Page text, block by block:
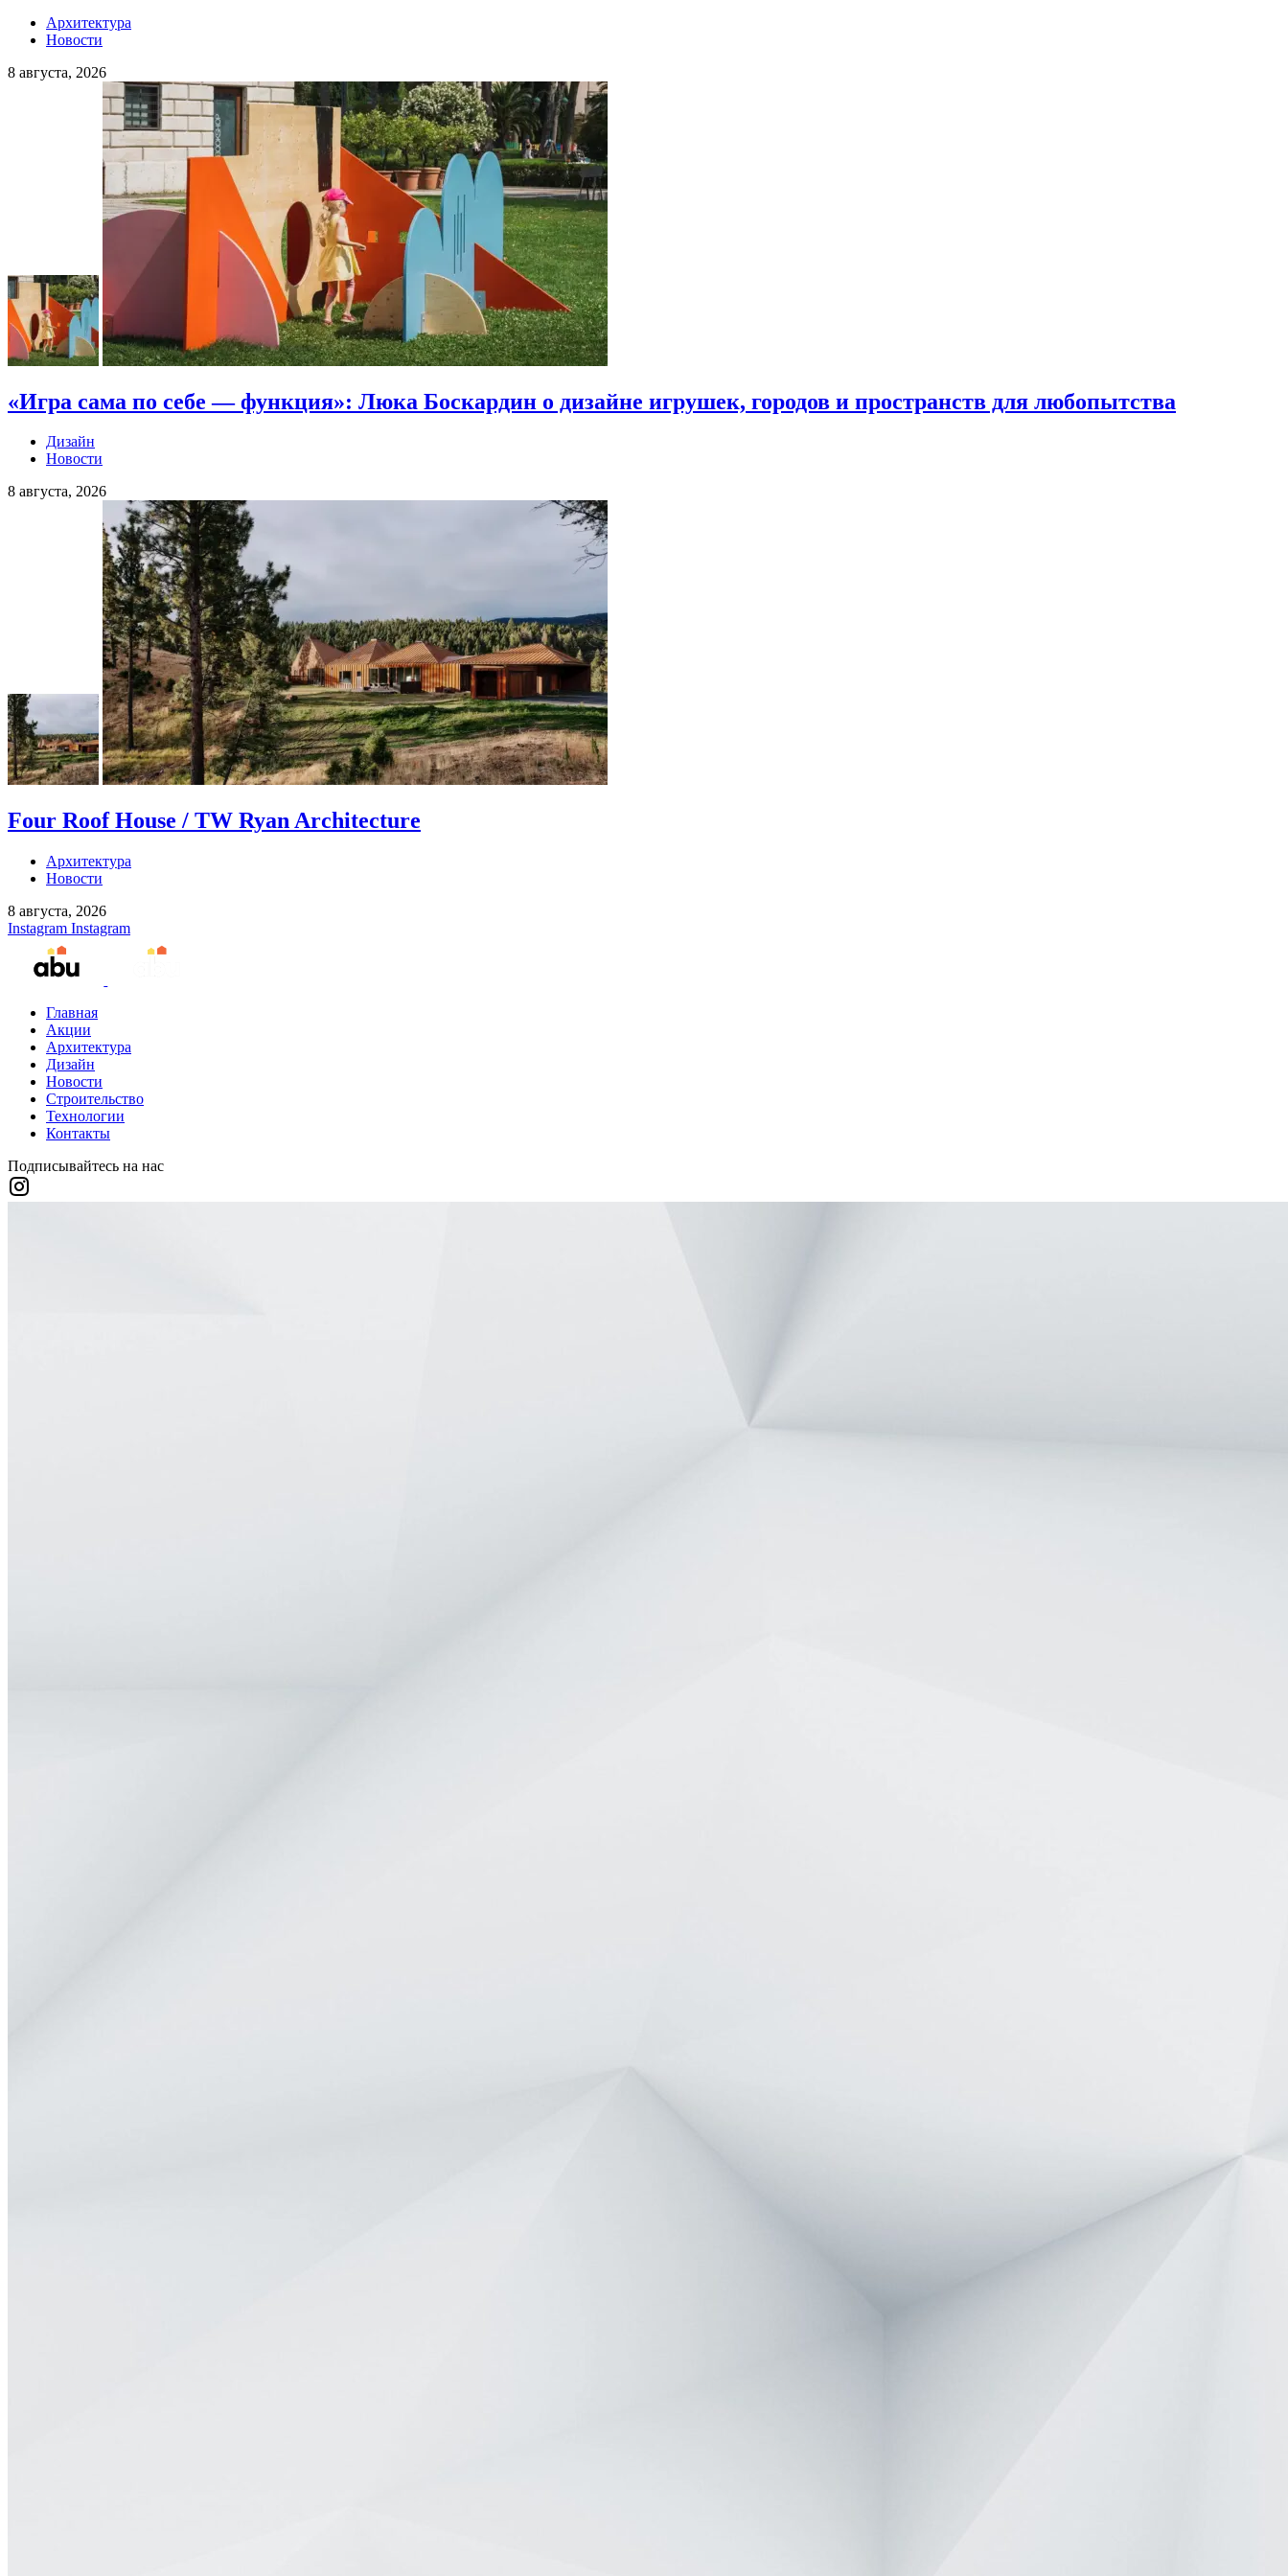
Архитектура
Новости
8 августа, 2026
«Игра сама по себе — функция»: Люка Боскардин о дизайне игрушек, городов и пространств для любопытства
Дизайн
Новости
8 августа, 2026
Four Roof House / TW Ryan Architecture
Архитектура
Новости
8 августа, 2026
Instagram Instagram
Главная
Акции
Архитектура
Дизайн
Новости
Строительство
Технологии
Контакты
Подписывайтесь на нас